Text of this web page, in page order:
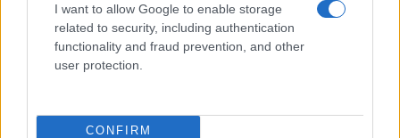
I want to allow Google to enable storage
related to security, including authentication
functionality and fraud prevention, and other
user protection.
CONFIRM